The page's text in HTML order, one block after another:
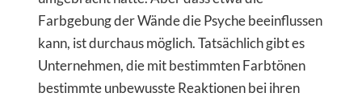
Farbgebung der Wände die Psyche beeinflussen
kann, ist durchaus möglich. Tatsächlich gibt es
Unternehmen, die mit bestimmten Farbtönen
bestimmte unbewusste Reaktionen bei ihren